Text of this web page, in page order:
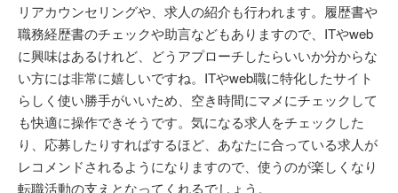
リアカウンセリングや、求人の紹介も行われます。履歴書や
職務経歴書のチェックや助言などもありますので、ITやweb
に興味はあるけれど、どうアプローチしたらいいか分からな
い方には非常に嬉しいですね。ITやweb職に特化したサイト
らしく使い勝手がいいため、空き時間にマメにチェックして
も快適に操作できそうです。気になる求人をチェックした
り、応募したりすればするほど、あなたに合っている求人が
レコメンドされるようになりますので、使うのが楽しくなり
転職活動の支えとなってくれるでしょう。